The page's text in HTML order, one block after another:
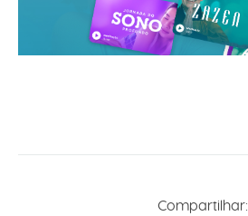
Compartilhar: